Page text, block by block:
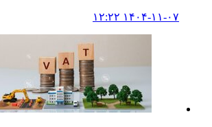
۱۴۰۴-۱۱-۰۷ ۱۲:۲۲